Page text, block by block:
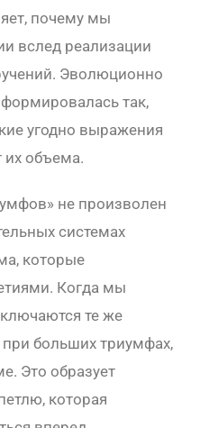
почему мы
вслед реализации
Эволюционно
так,
угодно выражения
их объема.
не произволен
системах
которые
Когда мы
те же
больших триумфах,
Это образует
которая